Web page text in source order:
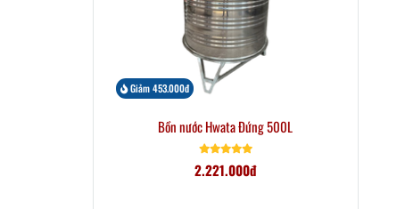
Giảm 453.000đ
Bồn nước Hwata Đứng 500L
2.221.000đ